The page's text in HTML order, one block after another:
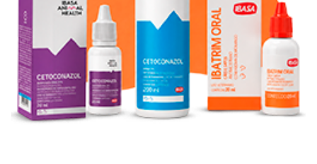
Remédio para sarna de cachorro
No pet shop online da Cobasi você encontra os melhores
remédios para tratar diversos tipos de sarna
, como
otodécica, sarcóptica e demodécica. Aqui tem
sabonete
sarnicida para cães, spray e outros medicamentos que
proporcionam um alívio rápido e duradouro para o seu cão.